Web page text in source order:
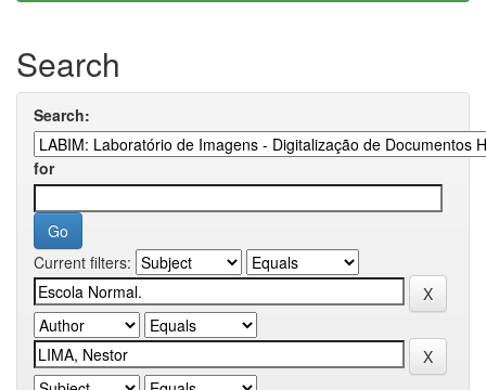
Search
Search:
for
Current filters: